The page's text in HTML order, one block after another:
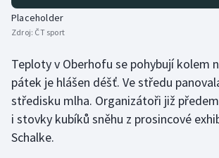
Placeholder
Zdroj: ČT sport
Teploty v Oberhofu se pohybují kolem
pátek je hlášen déšť. Ve středu
středisku mlha. Organizátoři již
i stovky kubíků sněhu z prosincové
Schalke.